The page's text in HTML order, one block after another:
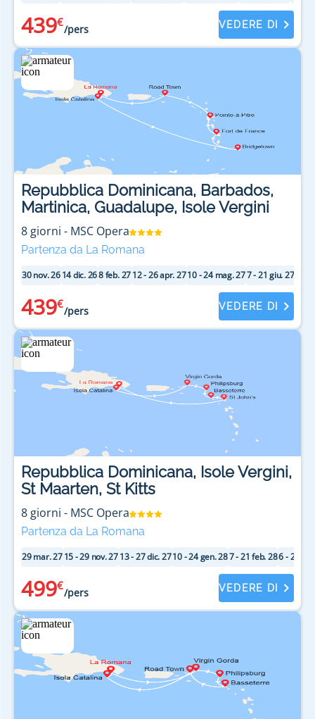
439€
/pers VEDERE DI
Repubblica Dominicana, Barbados,
Martinica, Guadalupe, Isole Vergini
8 giorni - MSC Opera
Partenza da La Romana
30 nov. 2614 dic. 268 feb. 2712 - 26 apr. 2710 - 24 mag. 277 - 21 giu. 27
439€
/pers VEDERE DI
Repubblica Dominicana, Isole Vergini,
St Maarten, St Kitts
8 giorni - MSC Opera
Partenza da La Romana
29 mar. 2715 - 29 nov. 2713 - 27 dic. 2710 - 24 gen. 287 - 21 feb. 286 - 20
499€
/pers VEDERE DI